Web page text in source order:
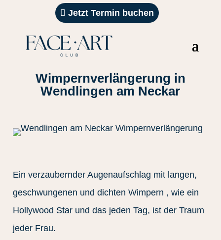
Jetzt Termin buchen
Wimpernverlängerung in
Wendlingen am Neckar
Ein verzaubernder Augenaufschlag mit langen,
geschwungenen und dichten Wimpern , wie ein
Hollywood Star und das jeden Tag, ist der Traum
jeder Frau.